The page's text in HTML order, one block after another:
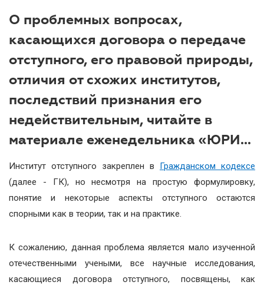
О проблемных вопросах,
касающихся договора о передаче
отступного, его правовой природы,
отличия от схожих институтов,
последствий признания его
недействительным, читайте в
материале еженедельника «ЮРИ...
Институт отступного закреплен в Гражданском кодексе
(далее - ГК), но несмотря на простую формулировку,
понятие и некоторые аспекты отступного остаются
спорными как в теории, так и на практике.
К сожалению, данная проблема является мало изученной
отечественными учеными, все научные исследования,
касающиеся договора отступного, посвящены, как